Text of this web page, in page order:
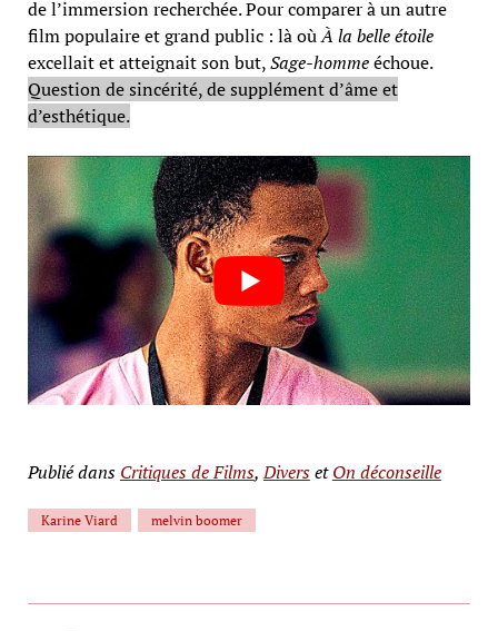
de l’immersion recherchée. Pour comparer à un autre
film populaire et grand public : là oùÀ la belle étoile
excellait et atteignait son but,Sage-hommeéchoue.
Question de sincérité, de supplément d’âme et
d’esthétique.
Publié dans Critiques de Films,DiversetOn déconseille
Karine Viard melvin boomer